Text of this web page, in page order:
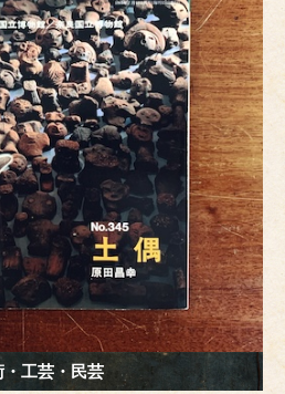
er
・工芸・民芸